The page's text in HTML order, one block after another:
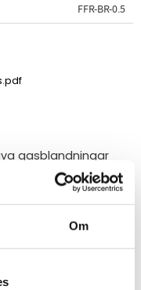
Om
FFR-BR-0.5
gasblandningar
N2, luft, m.fl.